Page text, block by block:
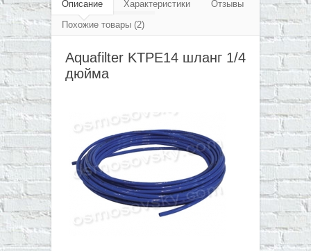
▼
▼
Описание Характеристики
Отзывы
Похожие товары (2)
Aquafilter KTPE14 шланг 1/4
дюйма